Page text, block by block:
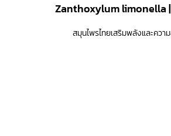
Zanthoxylum limonella
สมุนไพรไทยเสริมพลังและควา